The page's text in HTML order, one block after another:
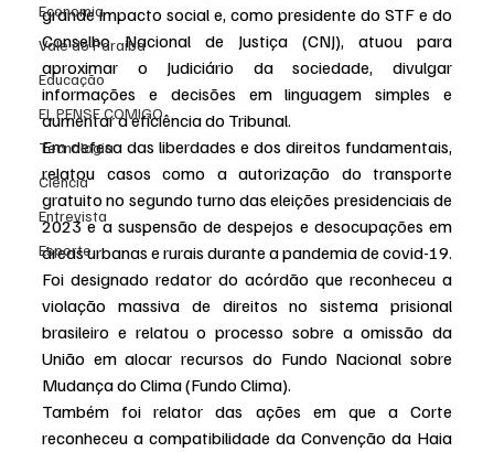
Economia
Vale do Paraiba
Educação
EI, PENSE COMIGO.
Tecnologia
Ciência
Entrevista
Esporte
grande impacto social e, como presidente do STF e do
Conselho Nacional de Justiça (CNJ), atuou para
aproximar o Judiciário da sociedade, divulgar
informações e decisões em linguagem simples e
aumentar a eficiência do Tribunal.
Em defesa das liberdades e dos direitos fundamentais,
relatou casos como a autorização do transporte
gratuito no segundo turno das eleições presidenciais de
2023 e a suspensão de despejos e desocupações em
áreas urbanas e rurais durante a pandemia de covid-19.
Foi designado redator do acórdão que reconheceu a
violação massiva de direitos no sistema prisional
brasileiro e relatou o processo sobre a omissão da
União em alocar recursos do Fundo Nacional sobre
Mudança do Clima (Fundo Clima).
Também foi relator das ações em que a Corte
reconheceu a compatibilidade da Convenção da Haia